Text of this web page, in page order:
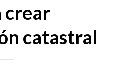
crear
catastral